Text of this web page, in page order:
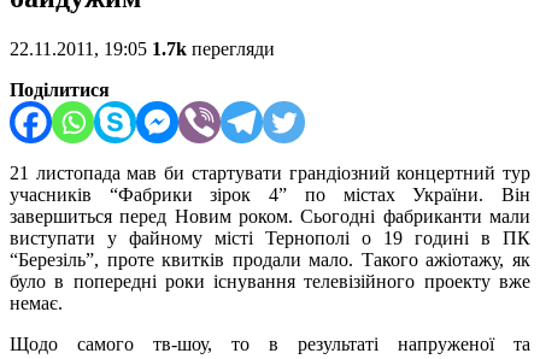
22.11.2011, 19:05 1.7k перегляди
Поділитися
21 листопада мав би стартувати грандіозний концертний тур
учасників “Фабрики зірок 4” по містах України. Він
завершиться перед Новим роком. Сьогодні фабриканти мали
виступати у файному місті Тернополі о 19 годині в ПК
“Березіль”, проте квитків продали мало. Такого ажіотажу, як
було в попередні роки існування телевізійного проекту вже
немає.
Щодо самого тв-шоу, то в результаті напруженої та